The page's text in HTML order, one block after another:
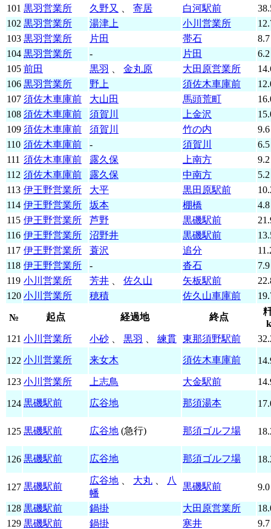
101 黒羽営業所 久野又 寄居 白河駅前
102 黒羽営業所 湯津上 小川営業所
103 黒羽営業所 片田 帯石
8.7
104 黒羽営業所 - 片田
6.2
105 前田 黒羽 金丸原 大田原営業所
106 黒羽営業所 野上 須佐木車庫前
107 須佐木車庫前 大山田 馬頭荒町
108 須佐木車庫前 須賀川 上金沢
109 須佐木車庫前 須賀川 竹の内
9.6
110 須佐木車庫前 - 須賀川
6.5
111 須佐木車庫前 露久保 上南方
9.2
112 須佐木車庫前 露久保 中南方
5.2
113 伊王野営業所 大平 黒田原駅前
114 伊王野営業所 坂本 棚橋
4.8
115 伊王野営業所 芦野 黒磯駅前
116 伊王野営業所 沼野井 黒磯駅前
117 伊王野営業所 蓑沢 追分
118 伊王野営業所 - 沓石
7.9
119 小川営業所 芳井 佐久山 矢板駅前
120 小川営業所 穂積 佐久山車庫前
№ 起点 経過地 終点
121 小川営業所 小砂 黒羽 練貫 東那須野駅前
122 小川営業所 来女木 須佐木車庫前
123 小川営業所 上志鳥 大金駅前
124 黒磯駅前 広谷地 那須湯本
125 黒磯駅前 広谷地 (急行) 那須ゴルフ場
126 黒磯駅前 広谷地 那須ゴルフ場
127 黒磯駅前
広谷地 大丸
八
幡
黒磯駅前 9.0
128 黒磯駅前 鍋掛 大田原営業所
129 黒磯駅前 鍋掛 寒井 9.7